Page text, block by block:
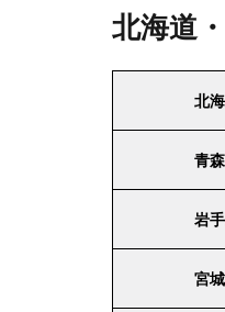
北海道
北
青
岩
宮